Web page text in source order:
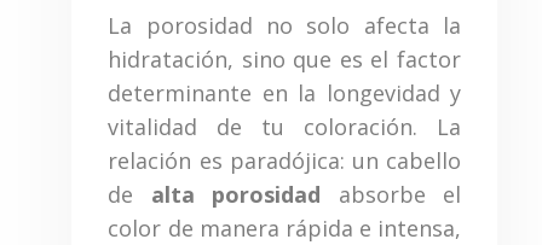
La porosidad no solo afecta la
hidratación, sino que es el factor
determinante en la longevidad y
vitalidad de tu coloración. La
relación es paradójica: un cabello
de alta porosidad absorbe el
color de manera rápida e intensa,